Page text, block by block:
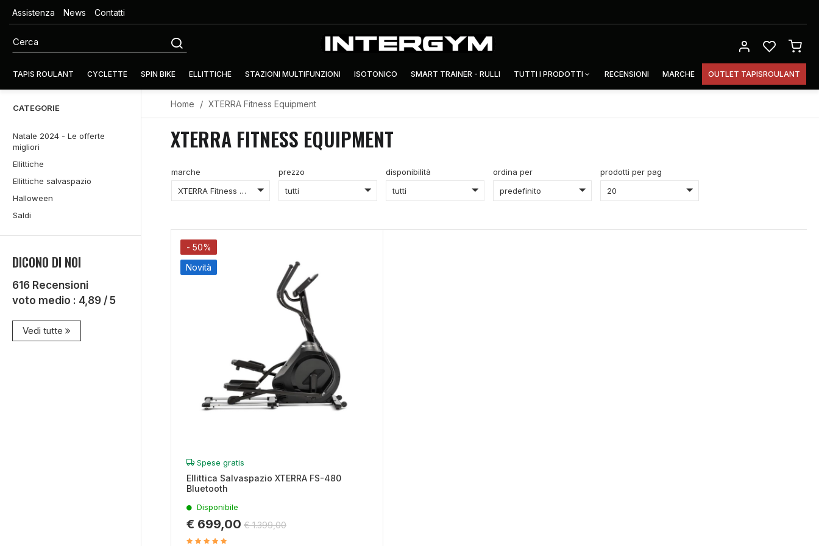
Assistenza News Contatti
TAPIS ROULANT CYCLETTE SPIN BIKE ELLITTICHE STAZIONI MULTIFUNZIONI ISOTONICO SMART TRAINER - RULLI TUTTI I PRODOTTI RECENSIONI MARCHE OUTLET TAPISROULANT
CATEGORIE
Natale 2024 - Le offerte
migliori
Ellittiche
Ellittiche salvaspazio
Halloween
Saldi
DICONO DI NOI
616 Recensioni
voto medio : 4,89 / 5
Vedi tutte
Home XTERRA Fitness Equipment
XTERRA FITNESS EQUIPMENT
marche
XTERRA Fitness Equipment
prezzo
tutti
disponibilità
tutti
ordina per
predefinito
prodotti per pag
20
- 50%
Novità
Spese gratis
Ellittica Salvaspazio XTERRA FS-480
Bluetooth
Disponibile
€ 699,00 € 1.399,00